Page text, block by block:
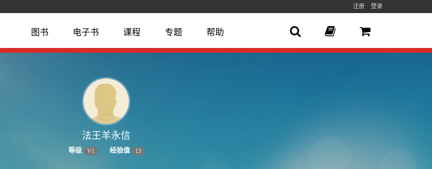
注册 登录
图书 电子书 课程 专题 帮助
法王羊永信
等级 V1 经验值 13